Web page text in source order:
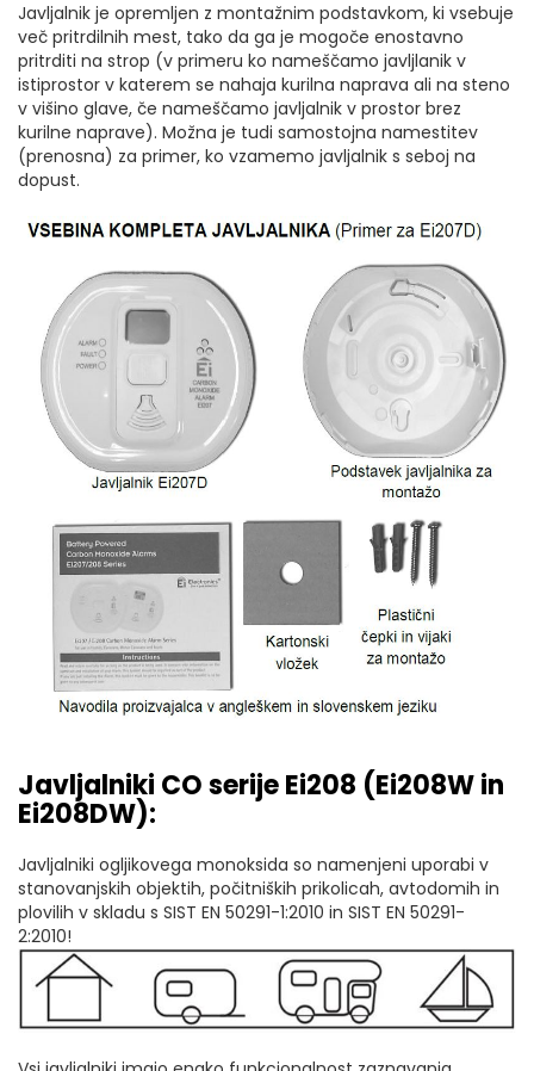
Javljalnik je opremljen z montažnim podstavkom, ki vsebuje
več pritrdilnih mest, tako da ga je mogoče enostavno
pritrditi na strop (v primeru ko nameščamo javljlanik v
istiprostor v katerem se nahaja kurilna naprava ali na steno
v višino glave, če nameščamo javljalnik v prostor brez
kurilne naprave). Možna je tudi samostojna namestitev
(prenosna) za primer, ko vzamemo javljalnik s seboj na
dopust.
Javljalniki CO serije Ei208 (Ei208W in
Ei208DW):
Javljalniki ogljikovega monoksida so namenjeni uporabi v
stanovanjskih objektih, počitniških prikolicah, avtodomih in
plovilih v skladu s SIST EN 50291-1:2010 in SIST EN 50291-
2:2010!